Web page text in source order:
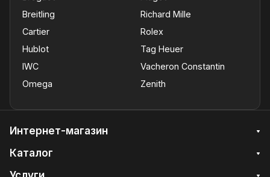
Breitling
Cartier
Hublot
IWC
Omega
Richard Mille
Rolex
Tag Heuer
Vacheron Constantin
Zenith
Интернет-магазин
Каталог